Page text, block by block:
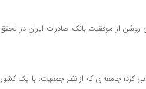
روشن از موفقیت بانک صادرات ایران در تحقق
سراسر کشور خدمت‌رسانی کرد؛ جامعه‌ای که از نظر جمعیت، با یک کشور